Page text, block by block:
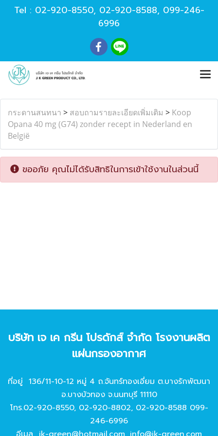
Tel : 02-920-8550, 02-920-8588, 099-246-
6996
กระดานสนทนา > สอบถามรายละเอียดเพิ่มเติม > Koop
Opana 40 mg (G74) zonder recept in Nederland en
België
ขออภัย คุณไม่ได้รับสิทธิในการเข้าใช้งานในส่วนนี้
บริษัท เจ เค กรีน โปรดักส์ จํากัด โรงงานผลิต
แผ่นกรองอากาศ
ที่อยู่ 136/11-10-12 หมู่ 4 ถ.จันทร์ทองเอี่ยม ต.บางรักพัฒนา
อ.บางบัวทอง จ.นนทบุรี 11110
โทร.02-920-8550, 02-920-8802, 02-920-8588 099-
246-6996